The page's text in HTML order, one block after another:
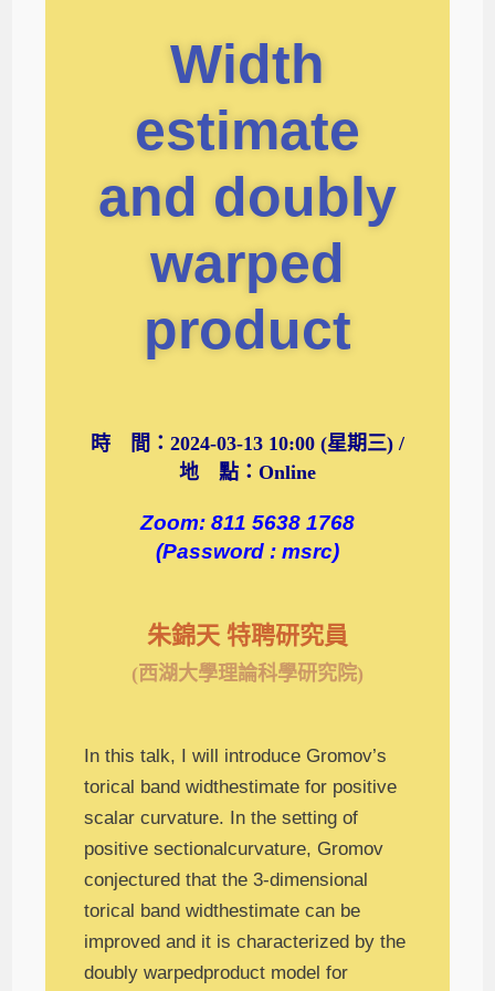
Width
estimate
and doubly
warped
product
時 間：2024-03-13 10:00 (星期三) /
地 點：Online
Zoom: 811 5638 1768
(Password : msrc)
朱錦天 特聘研究員
(西湖大學理論科學研究院)
In this talk, I will introduce Gromov’s
torical band widthestimate for positive
scalar curvature. In the setting of
positive sectionalcurvature, Gromov
conjectured that the 3-dimensional
torical band widthestimate can be
improved and it is characterized by the
doubly warpedproduct model for